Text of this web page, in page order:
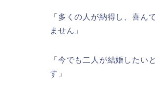
「多くの人が納得し、喜ん
ません」
「今でも二人が結婚したい
す」